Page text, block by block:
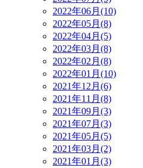
2022年06月(10)
2022年05月(8)
2022年04月(5)
2022年03月(8)
2022年02月(8)
2022年01月(10)
2021年12月(6)
2021年11月(8)
2021年09月(3)
2021年07月(3)
2021年05月(5)
2021年03月(2)
2021年01月(3)